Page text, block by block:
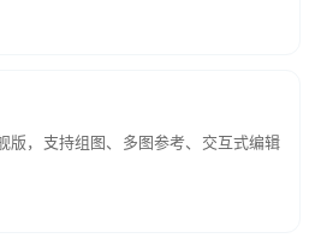
版，支持组图、多图参考、交互式编辑